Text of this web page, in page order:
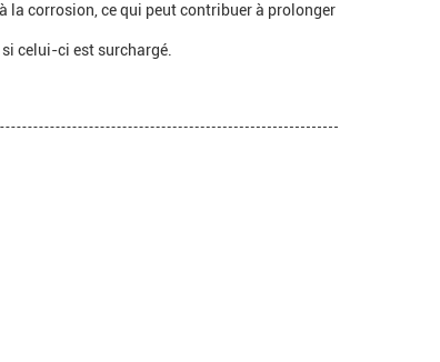
la corrosion, ce qui peut contribuer à prolonger
celui-ci est surchargé.